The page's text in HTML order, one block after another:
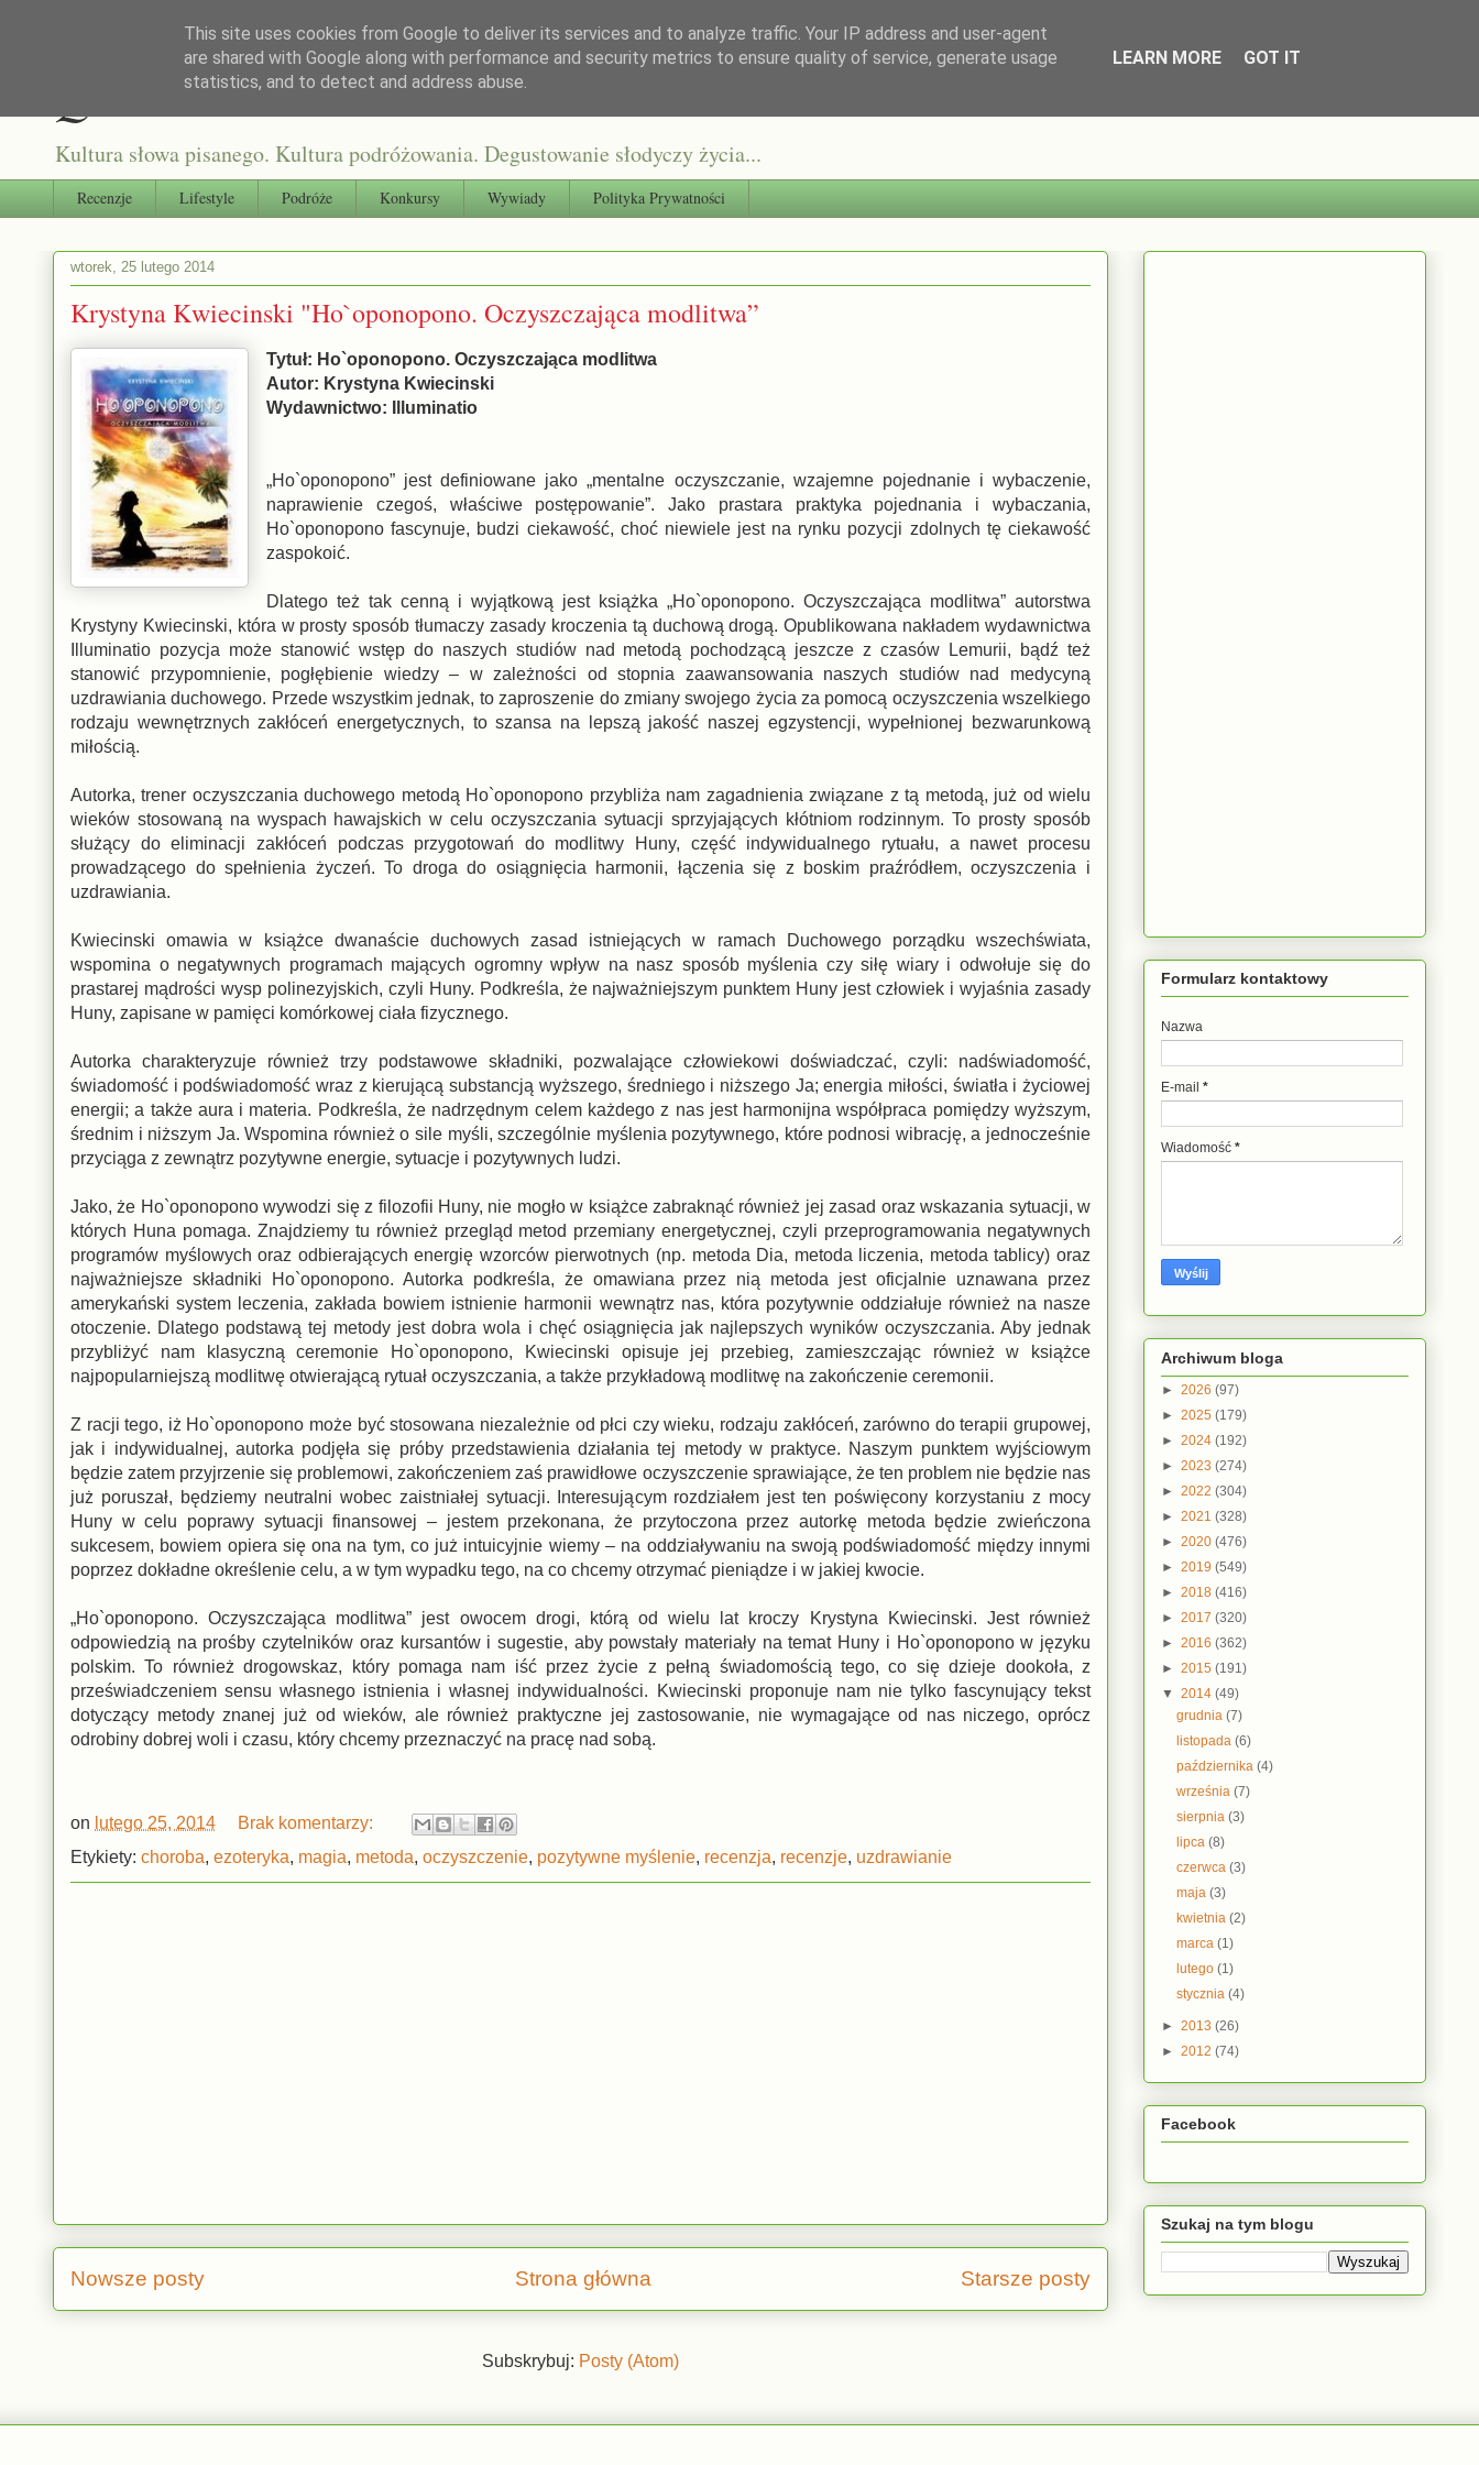
Qultura słowa
Kultura słowa pisanego. Kultura podróżowania. Degustowanie słodyczy życia...
Recenzje Lifestyle Podróże Konkursy Wywiady Polityka Prywatności
wtorek, 25 lutego 2014
Krystyna Kwiecinski "Ho`oponopono. Oczyszczająca modlitwa”
Tytuł: Ho`oponopono. Oczyszczająca modlitwa
Autor: Krystyna Kwiecinski
Wydawnictwo: Illuminatio
„Ho`oponopono” jest definiowane jako „mentalne oczyszczanie, wzajemne pojednanie i wybaczenie,
naprawienie czegoś, właściwe postępowanie”. Jako prastara praktyka pojednania i wybaczania,
Ho`oponopono fascynuje, budzi ciekawość, choć niewiele jest na rynku pozycji zdolnych tę ciekawość
zaspokoić.
Dlatego też tak cenną i wyjątkową jest książka „Ho`oponopono. Oczyszczająca modlitwa” autorstwa
Krystyny Kwiecinski, która w prosty sposób tłumaczy zasady kroczenia tą duchową drogą. Opublikowana nakładem wydawnictwa
Illuminatio pozycja może stanowić wstęp do naszych studiów nad metodą pochodzącą jeszcze z czasów Lemurii, bądź też
stanowić przypomnienie, pogłębienie wiedzy – w zależności od stopnia zaawansowania naszych studiów nad medycyną
uzdrawiania duchowego. Przede wszystkim jednak, to zaproszenie do zmiany swojego życia za pomocą oczyszczenia wszelkiego
rodzaju wewnętrznych zakłóceń energetycznych, to szansa na lepszą jakość naszej egzystencji, wypełnionej bezwarunkową
miłością.
Autorka, trener oczyszczania duchowego metodą Ho`oponopono przybliża nam zagadnienia związane z tą metodą, już od wielu
wieków stosowaną na wyspach hawajskich w celu oczyszczania sytuacji sprzyjających kłótniom rodzinnym. To prosty sposób
służący do eliminacji zakłóceń podczas przygotowań do modlitwy Huny, część indywidualnego rytuału, a nawet procesu
prowadzącego do spełnienia życzeń. To droga do osiągnięcia harmonii, łączenia się z boskim praźródłem, oczyszczenia i
uzdrawiania.
Kwiecinski omawia w książce dwanaście duchowych zasad istniejących w ramach Duchowego porządku wszechświata,
wspomina o negatywnych programach mających ogromny wpływ na nasz sposób myślenia czy siłę wiary i odwołuje się do
prastarej mądrości wysp polinezyjskich, czyli Huny. Podkreśla, że najważniejszym punktem Huny jest człowiek i wyjaśnia zasady
Huny, zapisane w pamięci komórkowej ciała fizycznego.
Autorka charakteryzuje również trzy podstawowe składniki, pozwalające człowiekowi doświadczać, czyli: nadświadomość,
świadomość i podświadomość wraz z kierującą substancją wyższego, średniego i niższego Ja; energia miłości, światła i życiowej
energii; a także aura i materia. Podkreśla, że nadrzędnym celem każdego z nas jest harmonijna współpraca pomiędzy wyższym,
średnim i niższym Ja. Wspomina również o sile myśli, szczególnie myślenia pozytywnego, które podnosi wibrację, a jednocześnie
przyciąga z zewnątrz pozytywne energie, sytuacje i pozytywnych ludzi.
Jako, że Ho`oponopono wywodzi się z filozofii Huny, nie mogło w książce zabraknąć również jej zasad oraz wskazania sytuacji, w
których Huna pomaga. Znajdziemy tu również przegląd metod przemiany energetycznej, czyli przeprogramowania negatywnych
programów myślowych oraz odbierających energię wzorców pierwotnych (np. metoda Dia, metoda liczenia, metoda tablicy) oraz
najważniejsze składniki Ho`oponopono. Autorka podkreśla, że omawiana przez nią metoda jest oficjalnie uznawana przez
amerykański system leczenia, zakłada bowiem istnienie harmonii wewnątrz nas, która pozytywnie oddziałuje również na nasze
otoczenie. Dlatego podstawą tej metody jest dobra wola i chęć osiągnięcia jak najlepszych wyników oczyszczania. Aby jednak
przybliżyć nam klasyczną ceremonie Ho`oponopono, Kwiecinski opisuje jej przebieg, zamieszczając również w książce
najpopularniejszą modlitwę otwierającą rytuał oczyszczania, a także przykładową modlitwę na zakończenie ceremonii.
Z racji tego, iż Ho`oponopono może być stosowana niezależnie od płci czy wieku, rodzaju zakłóceń, zarówno do terapii grupowej,
jak i indywidualnej, autorka podjęła się próby przedstawienia działania tej metody w praktyce. Naszym punktem wyjściowym
będzie zatem przyjrzenie się problemowi, zakończeniem zaś prawidłowe oczyszczenie sprawiające, że ten problem nie będzie nas
już poruszał, będziemy neutralni wobec zaistniałej sytuacji. Interesującym rozdziałem jest ten poświęcony korzystaniu z mocy
Huny w celu poprawy sytuacji finansowej – jestem przekonana, że przytoczona przez autorkę metoda będzie zwieńczona
sukcesem, bowiem opiera się ona na tym, co już intuicyjnie wiemy – na oddziaływaniu na swoją podświadomość między innymi
poprzez dokładne określenie celu, a w tym wypadku tego, na co chcemy otrzymać pieniądze i w jakiej kwocie.
„Ho`oponopono. Oczyszczająca modlitwa” jest owocem drogi, którą od wielu lat kroczy Krystyna Kwiecinski. Jest również
odpowiedzią na prośby czytelników oraz kursantów i sugestie, aby powstały materiały na temat Huny i Ho`oponopono w języku
polskim. To również drogowskaz, który pomaga nam iść przez życie z pełną świadomością tego, co się dzieje dookoła, z
przeświadczeniem sensu własnego istnienia i własnej indywidualności. Kwiecinski proponuje nam nie tylko fascynujący tekst
dotyczący metody znanej już od wieków, ale również praktyczne jej zastosowanie, nie wymagające od nas niczego, oprócz
odrobiny dobrej woli i czasu, który chcemy przeznaczyć na pracę nad sobą.
on lutego 25, 2014
Brak komentarzy:
Etykiety: choroba, ezoteryka, magia, metoda, oczyszczenie, pozytywne myślenie, recenzja, recenzje, uzdrawianie
Nowsze posty Starsze posty
Strona główna
Subskrybuj: Posty (Atom)
Formularz kontaktowy
Nazwa
E-mail *
Wiadomość *
Archiwum bloga
► 2026 (97)
► 2025 (179)
► 2024 (192)
► 2023 (274)
► 2022 (304)
► 2021 (328)
► 2020 (476)
► 2019 (549)
► 2018 (416)
► 2017 (320)
► 2016 (362)
► 2015 (191)
▼ 2014 (49)
grudnia(7)
listopada(6)
października(4)
września(7)
sierpnia(3)
lipca(8)
czerwca(3)
maja(3)
kwietnia(2)
marca(1)
lutego(1)
stycznia(4)
► 2013 (26)
► 2012 (74)
Facebook
Szukaj na tym blogu
This site uses cookies from Google to deliver its services and to analyze traffic. Your IP address and user-agent
are shared with Google along with performance and security metrics to ensure quality of service, generate usage
statistics, and to detect and address abuse.
LEARN MORE GOT IT